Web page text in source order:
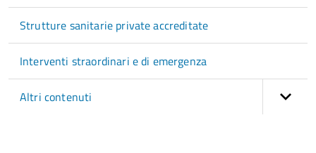
Strutture sanitarie private accreditate
Interventi straordinari e di emergenza
Altri contenuti